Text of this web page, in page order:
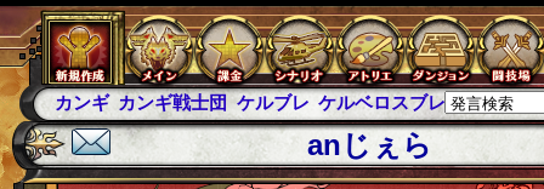
カンギ カンギ戦士団 ケルブレ ケルベロスブレイド スパ
anじぇら